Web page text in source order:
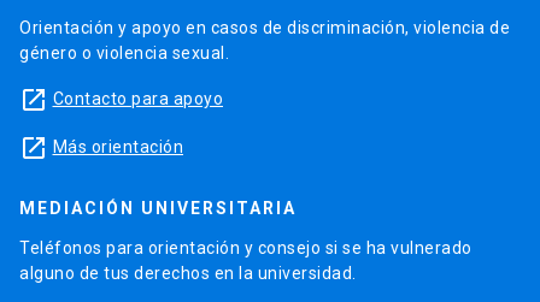
Orientación y apoyo en casos de discriminación, violencia de
género o violencia sexual.
launch Contacto para apoyo
launch Más orientación
MEDIACIÓN UNIVERSITARIA
Teléfonos para orientación y consejo si se ha vulnerado
alguno de tus derechos en la universidad.